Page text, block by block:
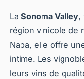
La Sonoma Valley,
région vinicole de
Napa, elle offre
intime. Les
leurs vins de